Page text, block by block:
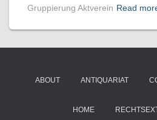
Gruppierung Aktverein Read
ABOUT ANTIQUARIAT
HOME